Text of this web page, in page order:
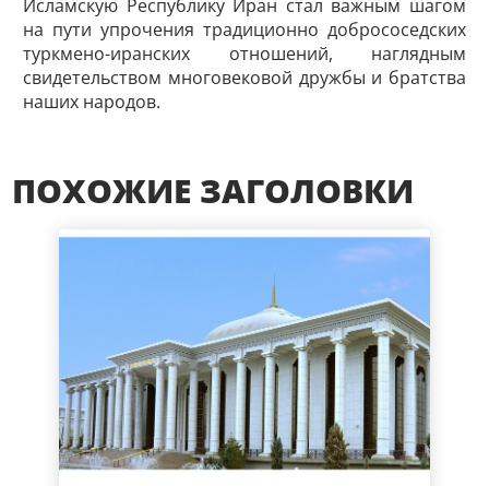
Исламскую Республику Иран стал важным шагом
на пути упрочения традиционно добрососедских
турк­мено-иранских отношений, наглядным
свидетельством многовековой дружбы и братства
наших народов.
ПОХОЖИЕ ЗАГОЛОВКИ